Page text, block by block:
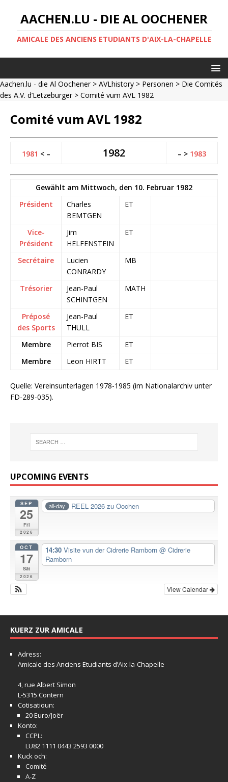
AACHEN.LU - DIE AL OOCHENER
AMICALE DES ANCIENS ETUDIANTS D'AIX-LA-CHAPELLE
Aachen.lu - die Al Oochener> AVLhistory > Personen > Die Comités
des A.V. d’Letzeburger> Comité vum AVL 1982
Comité vum AVL 1982
1981 < – 1982 – > 1983
Gewählt am Mittwoch, den 10. Februar 1982
Président
Charles
BEMTGEN
ET
Vice-
Président
Jim
HELFENSTEIN
ET
Secrétaire
Lucien
CONRARDY
MB
Trésorier
Jean-Paul
SCHINTGEN
MATH
Préposé
des Sports
Jean-Paul
THULL
ET
Membre Pierrot BIS
ET
Membre
Leon HIRTT ET
Quelle: Vereinsunterlagen 1978-1985 (im Nationalarchiv unter
FD-289-035).
UPCOMING EVENTS
SEP
25
Fri
2026
all-day REEL 2026 zu Oochen
OCT
17
Sat
2026
14:30 Visite vun der Cidrerie Ramborn @ Cidrerie
Ramborn
View Calendar
KUERZ ZUR AMICALE
Adress:
Amicale des Anciens Etudiants d’Aix-la-Chapelle
4, rue Albert Simon
L-5315 Contern
Cotisatioun:
20 Euro/Joër
Konto:
CCPL:
LU82 1111 0443 2593 0000
Kuck och:
Comité
A-Z